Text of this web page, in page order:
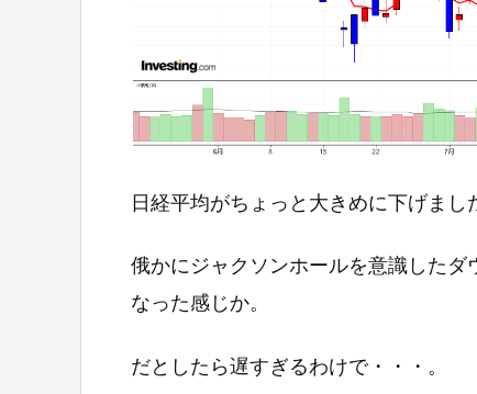
日経平均がちょっと大きめに下げまし
俄かにジャクソンホールを意識した
なった感じか。
だとしたら遅すぎるわけで・・・。